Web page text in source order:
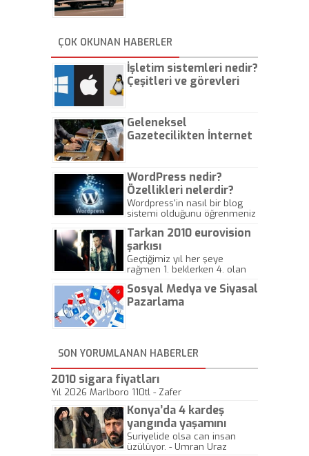
ÇOK OKUNAN HABERLER
İşletim sistemleri nedir?
Çeşitleri ve görevleri
Geleneksel
Gazetecilikten İnternet
WordPress nedir?
Özellikleri nelerdir?
Wordpress'in nasıl bir blog
sistemi olduğunu öğrenmeniz
Tarkan 2010 eurovision
şarkısı
Geçtiğimiz yıl her şeye
rağmen 1. beklerken 4. olan
gösterisinin bu yarışmada
önemli olmadığını anlamıştır.
Sosyal Medya ve Siyasal
Pazarlama
SON YORUMLANAN HABERLER
2010 sigara fiyatları
Yıl 2026 Marlboro 110tl - Zafer
Konya’da 4 kardeş
yangında yaşamını
yitirdi
Suriyelide olsa can insan
üzülüyor. - Umran Uraz